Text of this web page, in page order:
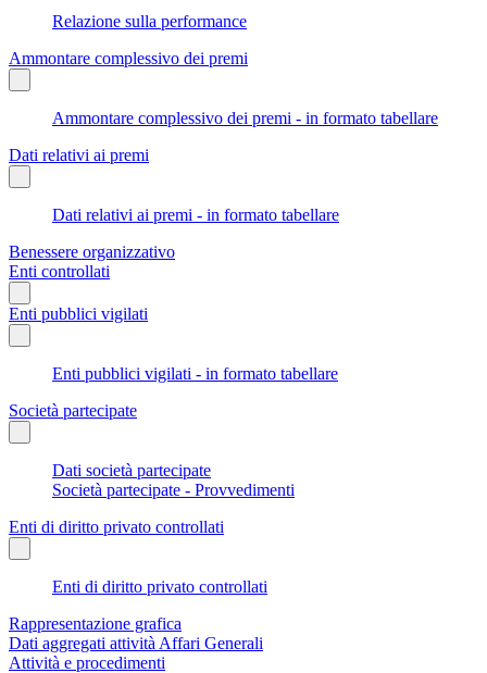
Relazione sulla performance
Ammontare complessivo dei premi
Ammontare complessivo dei premi - in formato tabellare
Dati relativi ai premi
Dati relativi ai premi - in formato tabellare
Benessere organizzativo
Enti controllati
Enti pubblici vigilati
Enti pubblici vigilati - in formato tabellare
Società partecipate
Dati società partecipate
Società partecipate - Provvedimenti
Enti di diritto privato controllati
Enti di diritto privato controllati
Rappresentazione grafica
Dati aggregati attività Affari Generali
Attività e procedimenti